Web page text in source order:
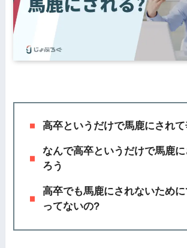
高卒というだけで馬鹿にされ
なんで高卒というだけで馬鹿
ろう
高卒でも馬鹿にされないために
ってないの?